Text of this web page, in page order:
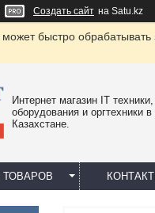
Создать сайт на Satu.kz
быстро
Интернет магазин IT
оборудования и оргтехники
Казахстане.
ТОВАРОВ